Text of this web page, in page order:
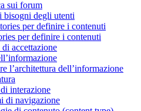
sui forum
bisogni degli utenti
per definire i contenuti
per definire i contenuti
accettazione
l’architettura dell’informazione
interazione
di navigazione